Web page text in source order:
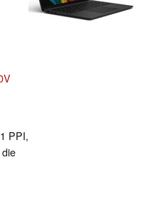
PPI,